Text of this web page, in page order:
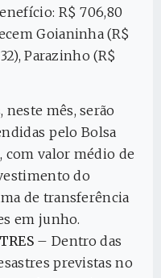
R$ 706,80
Goianinha (R$
Parazinho (R$
neste mês, serão
pelo Bolsa
com valor médio de
do
de transferência
em junho.
– Dentro das
previstas no